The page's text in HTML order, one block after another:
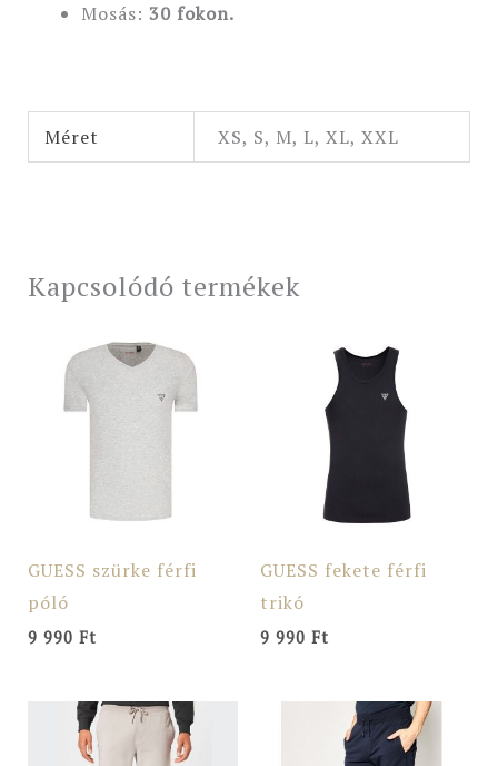
Mosás: 30 fokon.
Méret XS, S, M, L, XL, XXL
Kapcsolódó termékek
GUESS szürke férfi
póló
9 990 Ft
GUESS fekete férfi
trikó
9 990 Ft
Original
price
was:
Current
price